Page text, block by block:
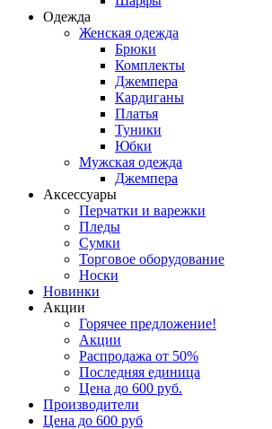
Одежда
Женская одежда
Брюки
Комплекты
Джемпера
Кардиганы
Платья
Туники
Юбки
Мужская одежда
Джемпера
Аксессуары
Перчатки и варежки
Пледы
Сумки
Торговое оборудование
Носки
Новинки
Акции
Горячее предложение!
Акции
Распродажа от 50%
Последняя единица
Цена до 600 руб.
Производители
Цена до 600 руб